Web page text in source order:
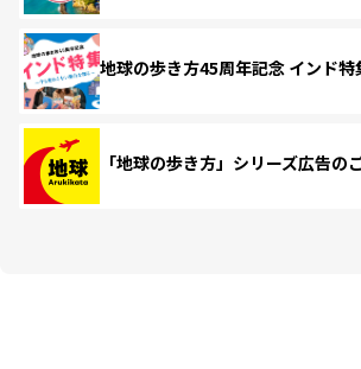
地球の歩き方45周年記念 インド特
「地球の歩き方」シリーズ広告の